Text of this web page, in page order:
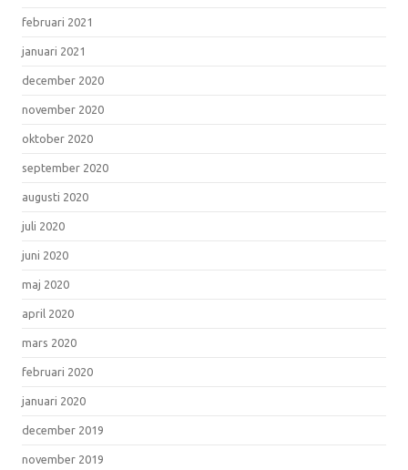
februari 2021
januari 2021
december 2020
november 2020
oktober 2020
september 2020
augusti 2020
juli 2020
juni 2020
maj 2020
april 2020
mars 2020
februari 2020
januari 2020
december 2019
november 2019